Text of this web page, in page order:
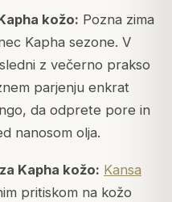
kožo: Pozna zima
Kapha sezone. V
z večerno prakso
parjenju enkrat
da odprete pore in
nanosom olja.
Kapha kožo: Kansa
pritiskom na kožo